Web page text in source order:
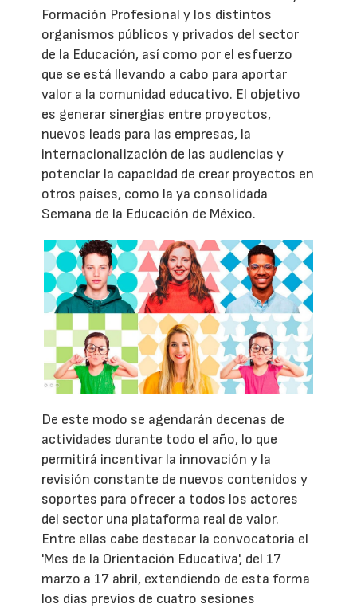
Formación Profesional y los distintos
organismos públicos y privados del sector
de la Educación, así como por el esfuerzo
que se está llevando a cabo para aportar
valor a la comunidad educativo. El objetivo
es generar sinergias entre proyectos,
nuevos leads para las empresas, la
internacionalización de las audiencias y
potenciar la capacidad de crear proyectos en
otros países, como la ya consolidada
Semana de la Educación de México.
De este modo se agendarán decenas de
actividades durante todo el año, lo que
permitirá incentivar la innovación y la
revisión constante de nuevos contenidos y
soportes para ofrecer a todos los actores
del sector una plataforma real de valor.
Entre ellas cabe destacar la convocatoria el
'Mes de la Orientación Educativa', del 17
marzo a 17 abril, extendiendo de esta forma
los días previos de cuatro sesiones